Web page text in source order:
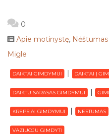
0
Apie motinystę,
Migle
DAIKTAI GIMDYMUI DAIKTAI Į
DAIKTU SARASAS GIMDYMUI
KREPSIAI GIMDYMUI NESTUMAS
VAZIUOJU GIMDYTI